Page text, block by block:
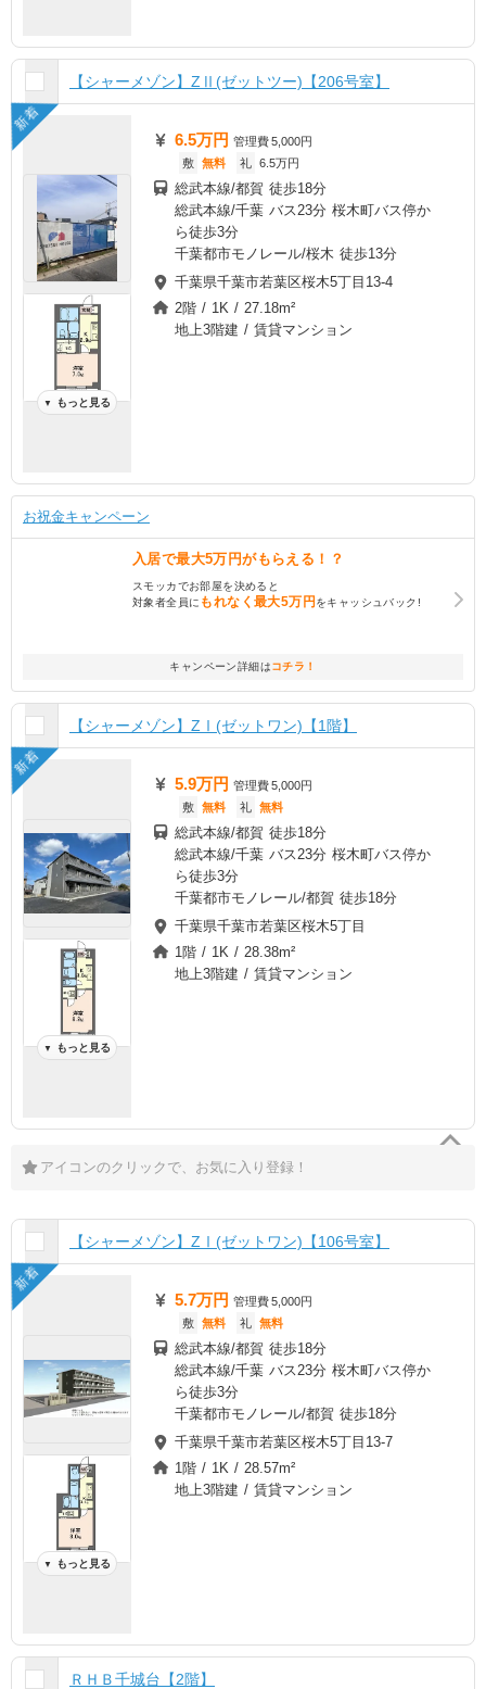
【シャーメゾン】ZⅡ(ゼットツー)【206号室】
新着
▼ もっと見る
6.5万円 管理費5,000円
敷 無料 礼 6.5万円
総武本線/都賀 徒歩18分
総武本線/千葉 バス23分 桜木町バス停か
ら徒歩3分
千葉都市モノレール/桜木 徒歩13分
千葉県千葉市若葉区桜木5丁目13-4
2階 / 1K / 27.18m²
地上3階建 / 賃貸マンション
お祝金キャンペーン
入居で最大5万円がもらえる！？
スモッカでお部屋を決めると
対象者全員に もれなく最大5万円 をキャッシュバック!
キャンペーン詳細はコチラ！
【シャーメゾン】ZⅠ(ゼットワン)【1階】
新着
▼ もっと見る
5.9万円 管理費5,000円
敷 無料 礼 無料
総武本線/都賀 徒歩18分
総武本線/千葉 バス23分 桜木町バス停か
ら徒歩3分
千葉都市モノレール/都賀 徒歩18分
千葉県千葉市若葉区桜木5丁目
1階 / 1K / 28.38m²
地上3階建 / 賃貸マンション
アイコンのクリックで、お気に入り登録！
【シャーメゾン】ZⅠ(ゼットワン)【106号室】
新着
▼ もっと見る
5.7万円 管理費5,000円
敷 無料 礼 無料
総武本線/都賀 徒歩18分
総武本線/千葉 バス23分 桜木町バス停か
ら徒歩3分
千葉都市モノレール/都賀 徒歩18分
千葉県千葉市若葉区桜木5丁目13-7
1階 / 1K / 28.57m²
地上3階建 / 賃貸マンション
ＲＨＢ千城台【2階】